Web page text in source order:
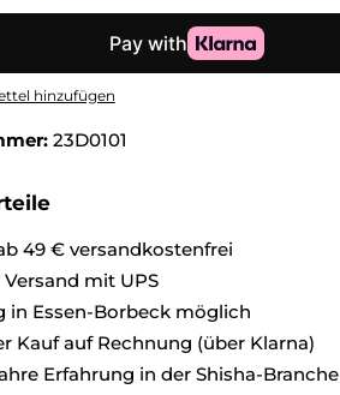
hinzufügen
23D0101
49 € versandkostenfrei
mit UPS
in Essen-Borbeck möglich
Kauf auf Rechnung (über Klarna)
Erfahrung in der Shisha-Branche